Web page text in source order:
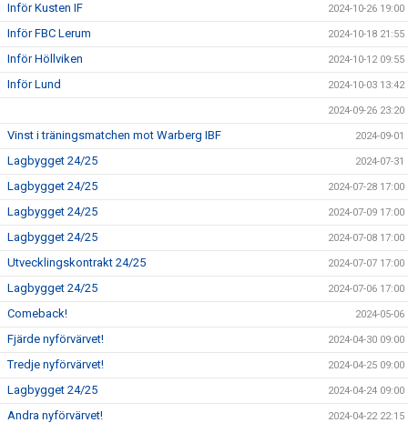
Inför Kusten IF 2024-10-26 19:00
Inför FBC Lerum 2024-10-18 21:55
Inför Höllviken 2024-10-12 09:55
Inför Lund 2024-10-03 13:42
2024-09-26 23:20
Vinst i träningsmatchen mot Warberg IBF 2024-09-01
Lagbygget 24/25 2024-07-31
Lagbygget 24/25 2024-07-28 17:00
Lagbygget 24/25 2024-07-09 17:00
Lagbygget 24/25 2024-07-08 17:00
Utvecklingskontrakt 24/25 2024-07-07 17:00
Lagbygget 24/25 2024-07-06 17:00
Comeback! 2024-05-06
Fjärde nyförvärvet! 2024-04-30 09:00
Tredje nyförvärvet! 2024-04-25 09:00
Lagbygget 24/25 2024-04-24 09:00
Andra nyförvärvet! 2024-04-22 22:15